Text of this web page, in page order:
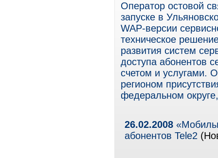
Оператор остовой
запуске в
WAP-версии
техническое
развития систем
доступа абонентов
счетом и услугами.
регионом
федеральном
26.02.2008
абонентов Tele2